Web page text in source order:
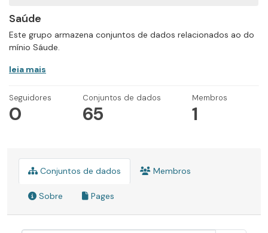
Saúde
Este grupo armazena conjuntos de dados relacionados ao do
mínio Sáude.
leia mais
Seguidores
0
Conjuntos de dados
65
Membros
1
Conjuntos de dados Membros
Sobre Pages